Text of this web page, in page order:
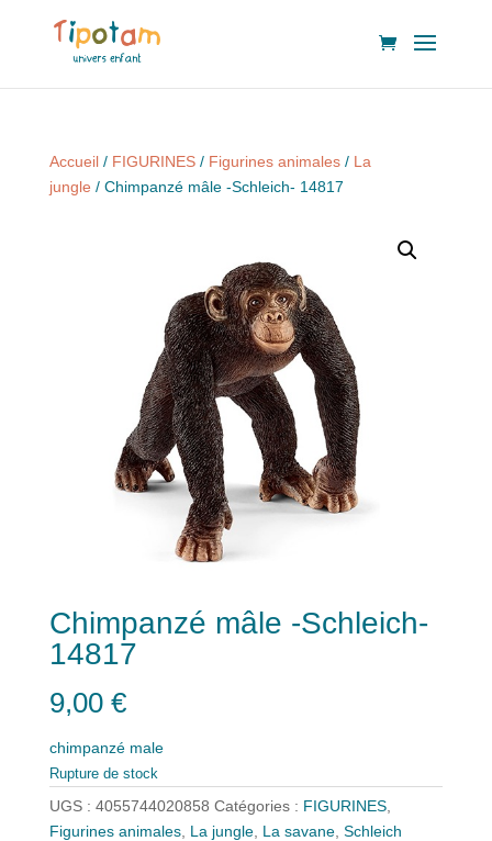
Accueil/ FIGURINES/ Figurines animales/ La
jungle / Chimpanzé mâle -Schleich- 14817
Chimpanzé mâle -Schleich-
14817
9,00 €
chimpanzé male
Rupture de stock
UGS : 4055744020858 Catégories : FIGURINES,
Figurines animales, La jungle, La savane, Schleich